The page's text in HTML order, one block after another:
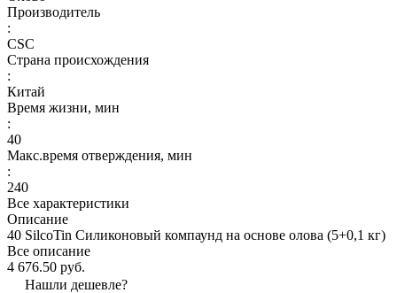
Производитель
:
CSC
Страна происхождения
:
Китай
Время жизни, мин
:
40
Макс.время отверждения, мин
:
240
Все характеристики
Описание
40 SilcoTin Силиконовый компаунд на основе олова (5+0,1 кг)
Все описание
4 676.50 руб.
Нашли дешевле?